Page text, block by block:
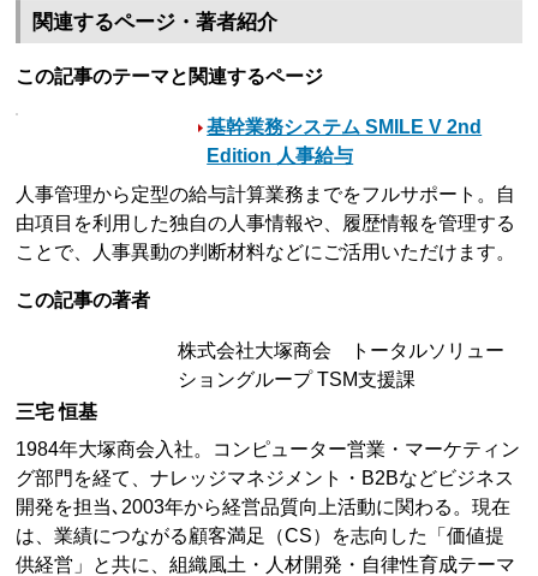
関連するページ・著者紹介
この記事のテーマと関連するページ
基幹業務システム SMILE V 2nd
Edition 人事給与
人事管理から定型の給与計算業務までをフルサポート。自
由項目を利用した独自の人事情報や、履歴情報を管理する
ことで、人事異動の判断材料などにご活用いただけます。
この記事の著者
株式会社大塚商会 トータルソリュー
ショングループ TSM支援課
三宅 恒基
1984年大塚商会入社。コンピューター営業・マーケティン
グ部門を経て、ナレッジマネジメント・B2Bなどビジネス
開発を担当､2003年から経営品質向上活動に関わる。現在
は、業績につながる顧客満足（CS）を志向した「価値提
供経営」と共に、組織風土・人材開発・自律性育成テーマ